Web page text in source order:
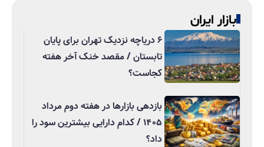
بازار ایران
۶ دریاچه نزدیک تهران برای پایان
تابستان / مقصد خنک آخر هفته
کجاست؟
بازدهی بازارها در هفته دوم مرداد
۱۴۰۵ / کدام دارایی بیشترین سود را
داد؟